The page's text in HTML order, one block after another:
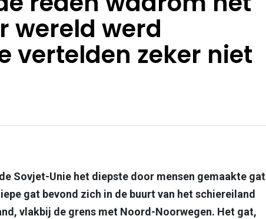
wereld werd
vertelden zeker niet
Sovjet-Unie het diepste door mensen gemaakte gat
gat bevond zich in de buurt van het schiereiland
vlakbij de grens met Noord-Noorwegen. Het gat,